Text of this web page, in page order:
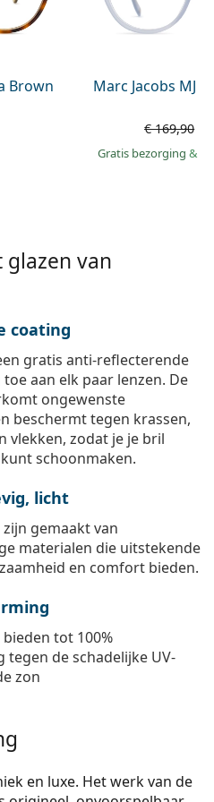
Offline
Brown Marc Jacobs MJ
€ 169,90
Gratis bezorging &
van
coating
gratis anti-reflecterende
aan elk paar lenzen. De
ongewenste
beschermt tegen krassen,
vlekken, zodat je je bril
schoonmaken.
licht
gemaakt van
materialen die uitstekende
en comfort bieden.
tot 100%
tegen de schadelijke UV-
zon
en luxe. Het werk van de